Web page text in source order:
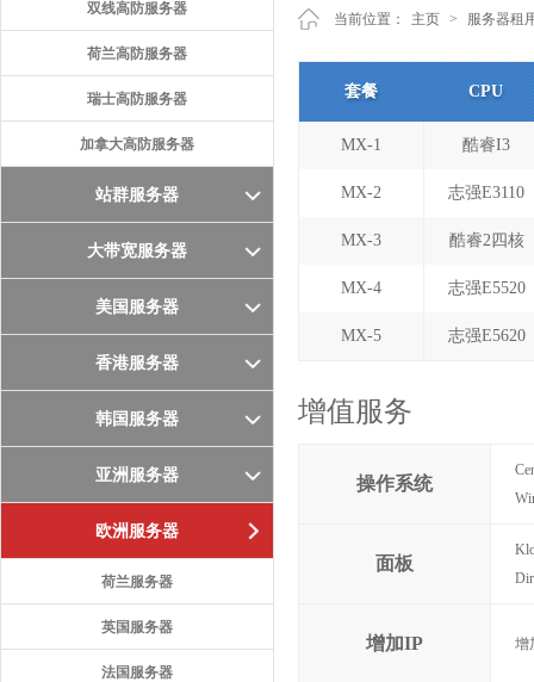
双线高防服务器
荷兰高防服务器
瑞士高防服务器
加拿大高防服务器
站群服务器
大带宽服务器
美国服务器
香港服务器
韩国服务器
亚洲服务器
欧洲服务器
荷兰服务器
英国服务器
法国服务器
当前位置： 主页 > 服务器租
套餐 CPU
MX-1 酷睿I3
MX-2 志强E3110
MX-3 酷睿2四核
MX-4 志强E5520
MX-5 志强E5620
增值服务
操作系统
面板
增加IP 增